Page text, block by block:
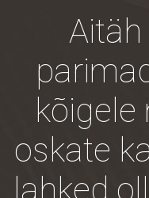
Aitäh
kõigele
oskate
lahked